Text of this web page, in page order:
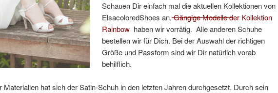
Schauen Dir einfach mal die aktuellen Kollektionen von
ElsacoloredShoes an.Gängige Modelle der Kollektion
Rainbow haben wir vorrätig. Alle anderen Schuhe
bestellen wir für Dich. Bei der Auswahl der richtigen
Größe und Passform sind wir Dir natürlich vorab
behilflich.
Materialien hat sich der Satin-Schuh in den letzten Jahren durchgesetzt. Durch sein